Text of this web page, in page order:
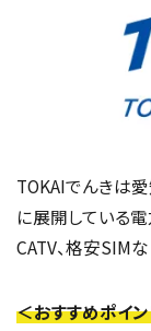
TOKAIでんきは
に展開している
CATV、格安SIM
＜おすすめポイ